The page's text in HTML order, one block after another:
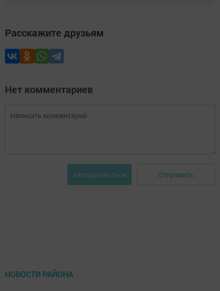
Расскажите друзьям
Нет комментариев
Авторизоваться Отправить
НОВОСТИ РАЙОНА